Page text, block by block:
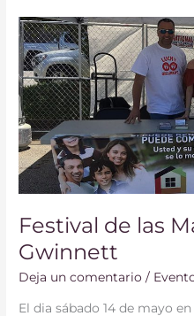
Festival de las
Gwinnett
Deja un comentario /
El dia sábado 14 de mayo
Festival
de
las
Madres
en
Gwinnett